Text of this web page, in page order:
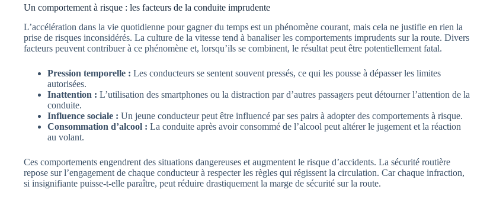
Un comportement à risque : les facteurs de la conduite imprudente
L’accélération dans la vie quotidienne pour gagner du temps est un phénomène courant, mais cela ne justifie en rien la
prise de risques inconsidérés. La culture de la vitesse tend à banaliser les comportements imprudents sur la route. Divers
facteurs peuvent contribuer à ce phénomène et, lorsqu’ils se combinent, le résultat peut être potentiellement fatal.
Pression temporelle : Les conducteurs se sentent souvent pressés, ce qui les pousse à dépasser les limites
autorisées.
Inattention : L’utilisation des smartphones ou la distraction par d’autres passagers peut détourner l’attention de la
conduite.
Influence sociale : Un jeune conducteur peut être influencé par ses pairs à adopter des comportements à risque.
Consommation d’alcool : La conduite après avoir consommé de l’alcool peut altérer le jugement et la réaction
au volant.
Ces comportements engendrent des situations dangereuses et augmentent le risque d’accidents. La sécurité routière
repose sur l’engagement de chaque conducteur à respecter les règles qui régissent la circulation. Car chaque infraction,
si insignifiante puisse-t-elle paraître, peut réduire drastiquement la marge de sécurité sur la route.